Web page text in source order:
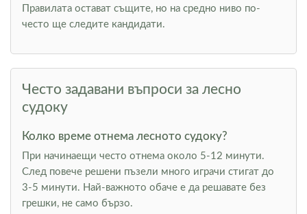
Правилата остават същите, но на средно ниво по-
често ще следите кандидати.
Често задавани въпроси за лесно
судоку
Колко време отнема лесното судоку?
При начинаещи често отнема около 5-12 минути.
След повече решени пъзели много играчи стигат до
3-5 минути. Най-важното обаче е да решавате без
грешки, не само бързо.